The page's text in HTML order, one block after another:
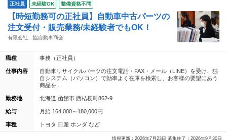
正社員 未経験OK 整備資格不問
【時短勤務可の正社員】自動車中古パーツの
注文受付・販売業務/未経験者でもOK！
有限会社二協自動車商会
職種 事務（正社員）
仕事内容
自動車リサイクルパーツの注文電話・FAX・メール（LINE）を受け、独
自システム（パソコン）で効率よく在庫を検索し、お客様の要望にあう
商品を...
勤務地 北海道 函館市 西桔梗町862-9
給与 月給 164,000～180,000円
車種 トヨタ 日産 ホンダ など
情報更新：2026年7月23日 募集終了：2026年9月30日